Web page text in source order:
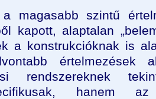
magasabb szintű
kapott, alaptalan
a konstrukcióknak is
értelmezések
rendszereknek
hanem